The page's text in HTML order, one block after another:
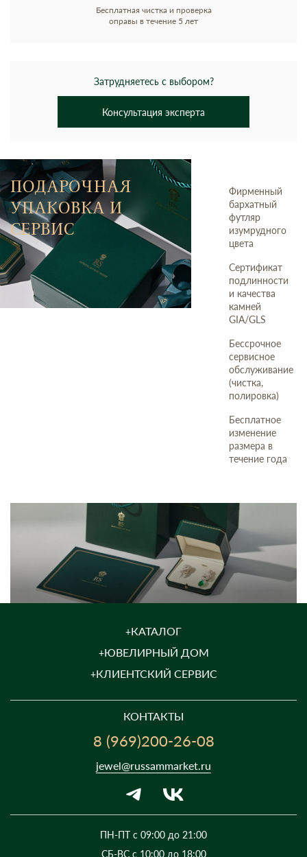
Бесплатная чистка и проверка
оправы в течение 5 лет
Затрудняетесь с выбором?
Консультация эксперта
ПОДАРОЧНАЯ
УПАКОВКА И
СЕРВИС
Фирменный
бархатный
футляр
изумрудного
цвета
Сертификат
подлинности
и качества
камней
GIA/GLS
Бессрочное
сервисное
обслуживание
(чистка,
полировка)
Бесплатное
изменение
размера в
течение года
КАТАЛОГ
ЮВЕЛИРНЫЙ ДОМ
КЛИЕНТСКИЙ СЕРВИС
КОНТАКТЫ
8 (969)200-26-08
ПН-ПТ с 09:00 до 21:00
СБ-ВС с 10:00 до 18:00
jewel@russammarket.ru